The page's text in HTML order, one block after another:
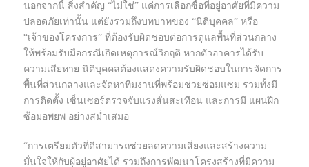
นอกจากนี้ สิ่งสำคัญ “ไม่ใช่” แค่การเลือกซื้อที่อยู่อาศัยที่มีความ
ปลอดภัยเท่านั้น แต่ยังรวมถึงบทบาทของ “นิติบุคคล” หรือ
“เจ้าของโครงการ” ที่ต้องรับผิดชอบต่อการดูแลพื้นที่ส่วนกลาง
ให้พร้อมรับมือกรณีเกิดเหตุการณ์วิกฤติ หากตัวอาคารได้รับ
ความเสียหาย นิติบุคคลต้องแสดงความรับผิดชอบในการจัดการ
พื้นที่ส่วนกลางและจัดหาทีมงานที่พร้อมช่วยซ่อมแซม รวมทั้งมี
การติดตั้ง เซ็นเซอร์ตรวจจับแรงสั่นสะเทือน และการมี แผนฝึก
ซ้อมอพยพ อย่างสม่ำเสมอ
“การเตรียมตัวที่ดีสามารถช่วยลดความเสี่ยงและสร้างความ
มั่นใจให้กับผู้อยู่อาศัยได้ รวมถึงการพัฒนาโครงสร้างที่มีความ